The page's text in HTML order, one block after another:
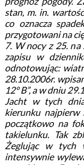
stan, m. in.
co oznacza
przygotowani na
7. W nocy z 25. na
zapisu w
odnotowując:
28.10.2006r.
12° B”, a w dniu
Jacht w tych
kierunku najpierw
początkowo na
takielunku. Tak
Żeglując w tych
intensywnie